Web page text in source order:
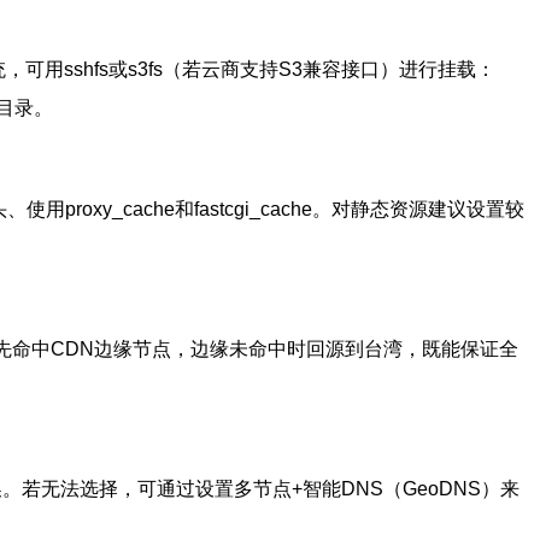
可用sshfs或s3fs（若云商支持S3兼容接口）进行挂载：
录。
使用proxy_cache和fastcgi_cache。对静态资源建议设置较
中CDN边缘节点，边缘未命中时回源到台湾，既能保证全
若无法选择，可通过设置多节点+智能DNS（GeoDNS）来